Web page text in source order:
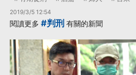
2019/3/5 12:54
閱讀更多 #判刑 有關的新聞